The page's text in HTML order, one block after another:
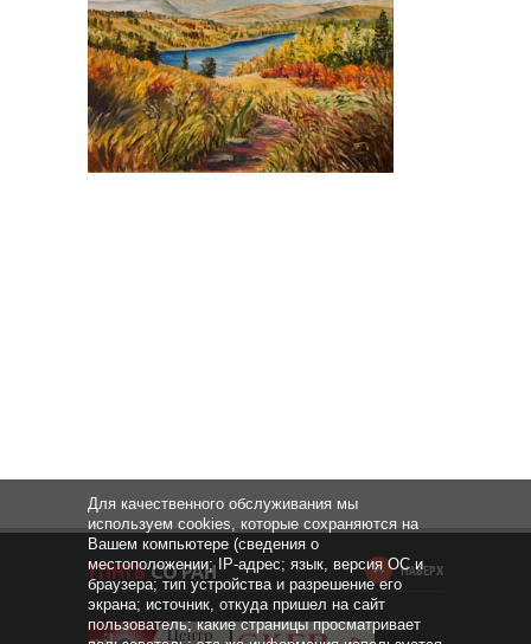
НАВЕРХ
Для качественного обслуживания мы
используем cookies, которые сохраняются на
Вашем компьютере (сведения о
местоположении; IP-адрес; язык, версия ОС и
браузера; тип устройства и разрешение его
экрана; источник, откуда пришел на сайт
пользователь; какие страницы просматривает